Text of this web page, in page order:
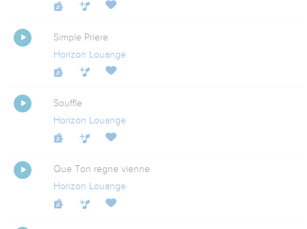
Simple Priere
Horizon Louange
Souffle
Horizon Louange
Que Ton regne vienne
Horizon Louange